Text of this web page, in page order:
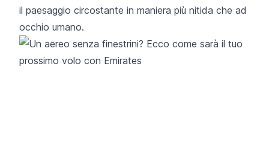
il paesaggio circostante in maniera più nitida che ad
occhio umano.